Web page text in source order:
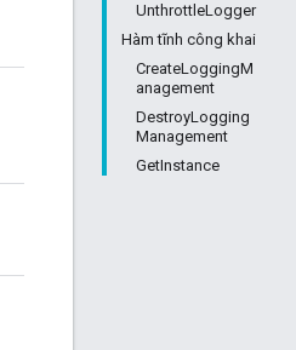
UnthrottleLogger
Hàm tĩnh công khai
CreateLoggingM
anagement
DestroyLogging
Management
GetInstance